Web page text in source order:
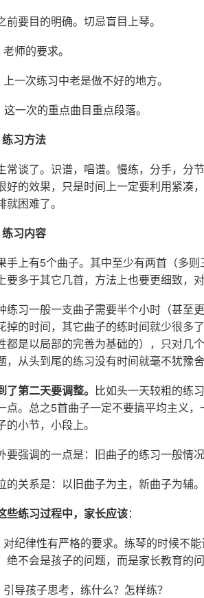
前要目的明确。切忌盲目上琴。
师的要求。
上一次练习中老是做不好的地方。
这一次的重点曲目重点段落。
习方法
常谈了。识谱，唱谱。慢练，分手，分
好的效果，只是时间上一定要利用紧凑
就困难了。
习内容
手上有5个曲子。其中至少有两首（多
要多于其它几首，方法上也要更细致，
练习一般一支曲子需要半个小时（甚至
掉的时间，其它曲子的练时间就少很多
都是以局部的完善为基础的），只对几
，从头到尾的练习没有时间就毫不犹豫舍
了第二天要调整。 比如头一天较粗的练
点。总之5首曲子一定不要搞平均主义
的小节，小段上。
要强调的一点是：旧曲子的练习一般情
的关系是：以旧曲子为主，新曲子为辅。
些练习过程中，家长应该：
对纪律性有严格的要求。练琴的时候不
绝不会是孩子的问题，而是家长教育的
引导孩子思考，练什么？怎样练？